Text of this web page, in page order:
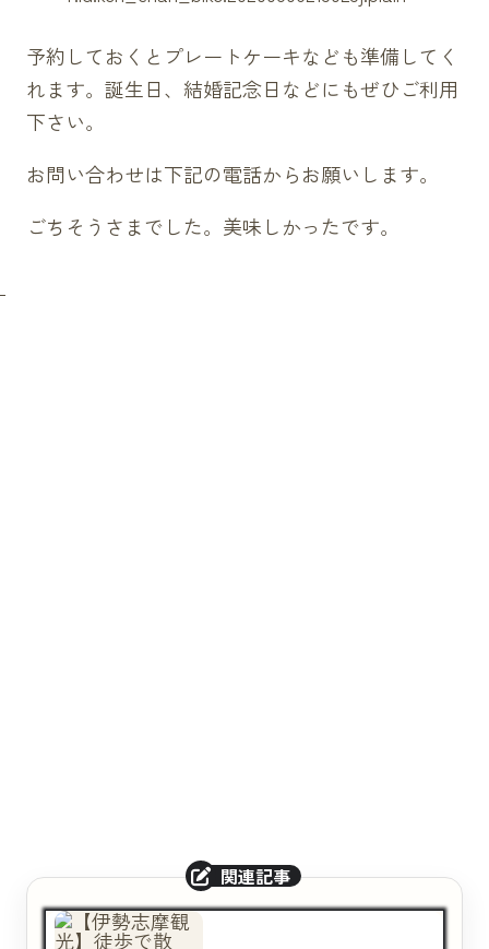
予約しておくとプレートケーキなども準備してく
れます。誕生日、結婚記念日などにもぜひご利用
下さい。
お問い合わせは下記の電話からお願いします。
ごちそうさまでした。美味しかったです。